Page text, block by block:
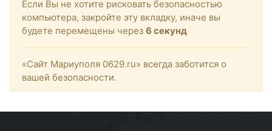
Если Вы не хотите рисковать безопасностью
компьютера, закройте эту вкладку, иначе вы
будете перемещены через 6 секунд
«Сайт Мариуполя 0629.ru» всегда заботится о
вашей безопасности.